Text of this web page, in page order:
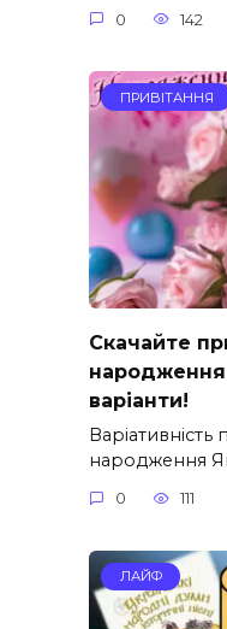
0 142
ПРИВІТАННЯ
Скачайте
народження
варіанти!
Варіативність
народження
0 111
ЛАЙФ